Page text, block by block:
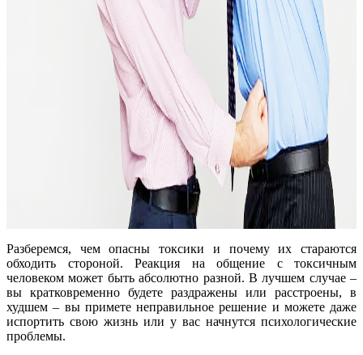
Разберемся, чем опасны токсики и почему их стараются
обходить стороной. Реакция на общение с токсичным
человеком может быть абсолютно разной. В лучшем случае –
вы кратковременно будете раздражены или расстроены, в
худшем – вы примете неправильное решение и можете даже
испортить свою жизнь или у вас начнутся психологические
проблемы.